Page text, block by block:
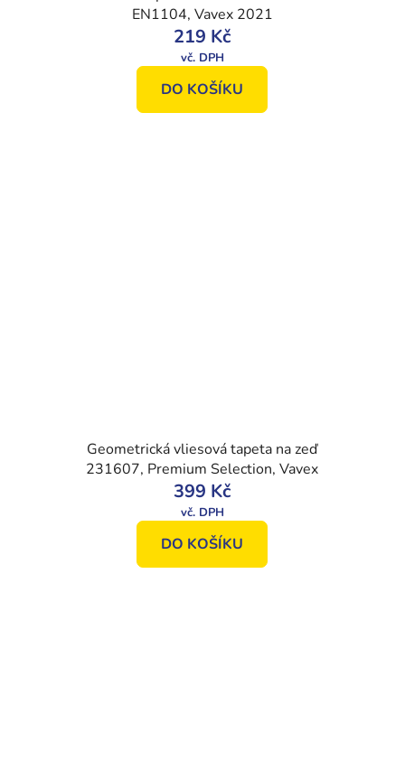
EN1104, Vavex 2021
219 Kč
DO KOŠÍKU
Geometrická vliesová tapeta na zeď
231607, Premium Selection, Vavex
399 Kč
DO KOŠÍKU